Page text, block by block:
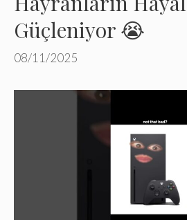
Güçleniyor 😭
08/11/2025